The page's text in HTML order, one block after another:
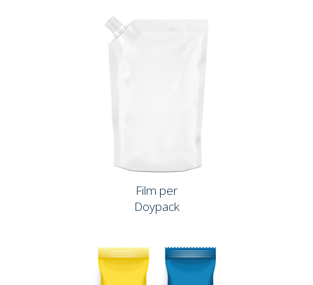
Film per
Doypack